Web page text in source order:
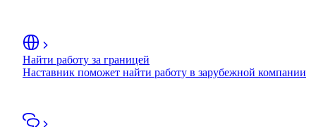
Найти работу за границей
Наставник поможет найти работу в зарубежной компании